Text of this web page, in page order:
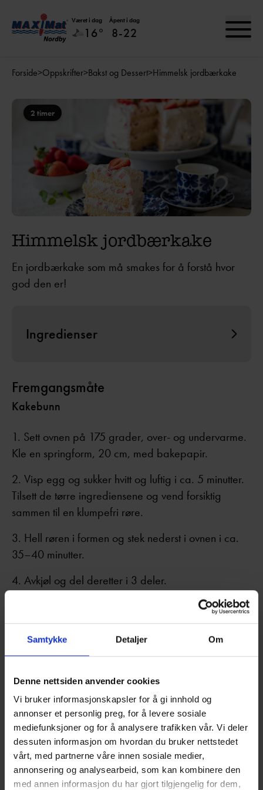
Samtykke Detaljer Om
Denne nettsiden anvender cookies
Vi bruker informasjonskapsler for å gi innhold og
annonser et personlig preg, for å levere sosiale
mediefunksjoner og for å analysere trafikken vår. Vi deler
dessuten informasjon om hvordan du bruker nettstedet
vårt, med partnerne våre innen sosiale medier,
annonsering og analysearbeid, som kan kombinere den
med annen informasjon du har gjort tilgjengelig for dem,
Været i dag
16°
Åpent i dag
8-22
Forside>Oppskrifter>Bakst og Dessert>Himmelsk jordbærkake
2 timer
Himmelsk jordbærkake
En jordbærkake som må smakes for å forstå hvor
god den er!
Ingredienser
Fremgangsmåte
Kakebunn
Sett ovnen på 175 grader, over- og undervarme.
Kle en springform, 20 cm, med bakepapir.
Visp egg og sukker hvitt og luftig i ca. 5 minutter.
Tilsett de tørre ingrediensene og vend forsiktig
sammen til en klumpefri røre.
Hell røren i formen og stek nederst i ovnen i ca.
35–40 minutter.
Avkjøl og del deretter i 3 deler.
Finhakk jordbærene – spar noen til dekorasjon.
vaniljesukker i en bolle. Visp med elektrisk visp til
fyllet blir fast. Vend inn de hakkede jordbærene og
bland forsiktig.
Montering
Legg den tykkeste kakebunnen på et kakefat.